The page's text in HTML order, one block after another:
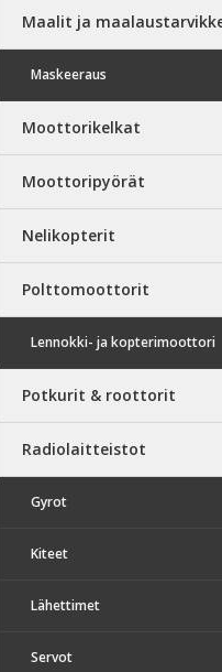
Maalit ja
Maskeeraus
Moottorikelkat
Moottoripyörät
Nelikopterit
Polttomoottorit
Lennokki- ja kopterimoottori
Potkurit & roottorit
Radiolaitteistot
Gyrot
Kiteet
Lähettimet
Servot